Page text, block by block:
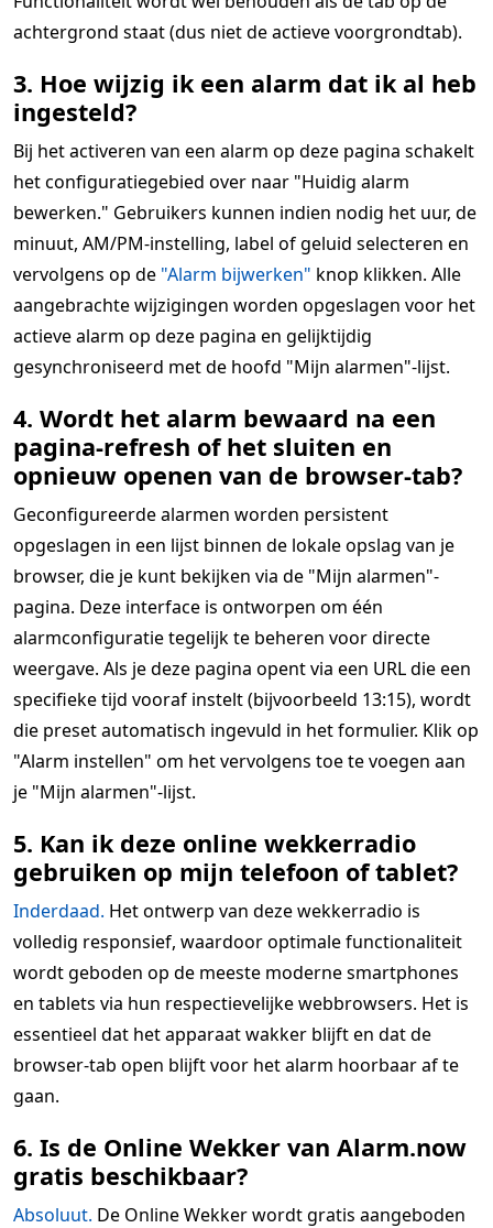
achtergrond staat (dus niet de actieve voorgrondtab).
3. Hoe wijzig ik een alarm dat ik al heb
ingesteld?
Bij het activeren van een alarm op deze pagina schakelt
het configuratiegebied over naar "Huidig alarm
bewerken." Gebruikers kunnen indien nodig het uur, de
minuut, AM/PM-instelling, label of geluid selecteren en
vervolgens op de "Alarm bijwerken" knop klikken. Alle
aangebrachte wijzigingen worden opgeslagen voor het
actieve alarm op deze pagina en gelijktijdig
gesynchroniseerd met de hoofd "Mijn alarmen"-lijst.
4. Wordt het alarm bewaard na een
pagina-refresh of het sluiten en
opnieuw openen van de browser-tab?
Geconfigureerde alarmen worden persistent
opgeslagen in een lijst binnen de lokale opslag van je
browser, die je kunt bekijken via de "Mijn alarmen"-
pagina. Deze interface is ontworpen om één
alarmconfiguratie tegelijk te beheren voor directe
weergave. Als je deze pagina opent via een URL die een
specifieke tijd vooraf instelt (bijvoorbeeld 13:15), wordt
die preset automatisch ingevuld in het formulier. Klik op
"Alarm instellen" om het vervolgens toe te voegen aan
je "Mijn alarmen"-lijst.
5. Kan ik deze online wekkerradio
gebruiken op mijn telefoon of tablet?
Inderdaad. Het ontwerp van deze wekkerradio is
volledig responsief, waardoor optimale functionaliteit
wordt geboden op de meeste moderne smartphones
en tablets via hun respectievelijke webbrowsers. Het is
essentieel dat het apparaat wakker blijft en dat de
browser-tab open blijft voor het alarm hoorbaar af te
gaan.
6. Is de Online Wekker van Alarm.now
gratis beschikbaar?
Absoluut. De Online Wekker wordt gratis aangeboden